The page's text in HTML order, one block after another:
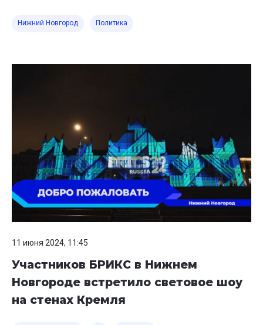
Нижний Новгород Политика
11 июня 2024, 11:45
Участников БРИКС в Нижнем
Новгороде встретило световое шоу
на стенах Кремля